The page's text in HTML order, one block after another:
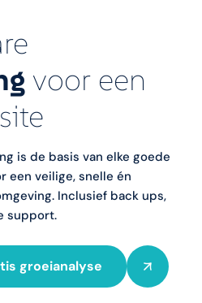
voor een
is de basis van elke goede
een veilige, snelle én
Inclusief back ups,
support.
groeianalyse